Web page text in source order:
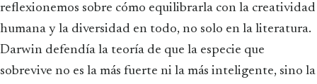
reflexionemos sobre cómo equilibrarla con la creatividad
humana y la diversidad en todo, no solo en la literatura.
Darwin defendía la teoría de que la especie que
sobrevive no es la más fuerte ni la más inteligente, sino la